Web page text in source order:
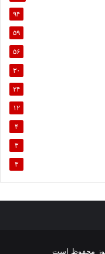
۹۴
۵۹
۵۶
۳۰
۲۴
۱۲
۴
۳
۳
محفوظ است